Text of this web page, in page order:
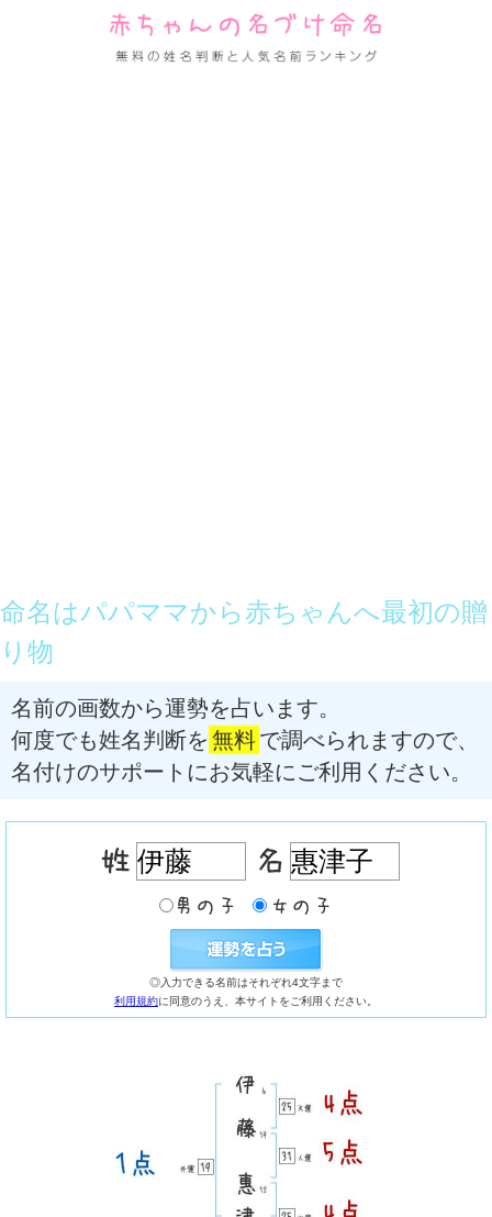
命名はパパママから赤ちゃんへ最初の贈
り物
名前の画数から運勢を占います。
何度でも姓名判断を 無料で調べられますので、
名付けのサポートにお気軽にご利用ください。
◎入力できる名前はそれぞれ4文字まで
利用規約に同意のうえ、本サイトをご利用ください。